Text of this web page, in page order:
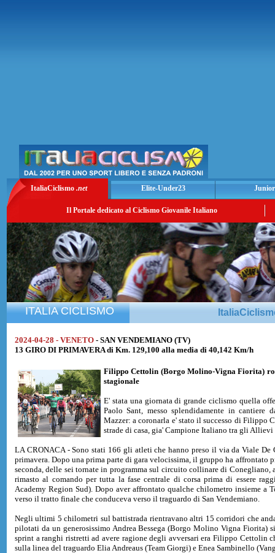
ItaliaCiclismo .net Elite-Under23
Il Portale dedicato al Ciclismo Giovanile Italiano
ITALIA CICLISMO
2024-04-28 - VENETO - SAN VENDEMIANO (TV)
13 GIRO DI PRIMAVERA di Km. 129,100 alla media di 40,142 Km/h
Filippo Cettolin (Borgo Molino-Vigna Fiorita)
stagionale
E' stata una giornata di grande ciclismo quella
Paolo Sant, messo splendidamente in cantiere
Mazzer: a coronarla e' stato il successo di Filippo
strade di casa, gia' Campione Italiano tra gli
LA CRONACA - Sono stati 166 gli atleti che hanno preso il via da Viale De
primavera. Dopo una prima parte di gara velocissima, il gruppo ha affrontato
seconda, delle sei tornate in programma sul circuito collinare di
rimasto al comando per tutta la fase centrale di corsa prima di essere
Academy Region Sud). Dopo aver affrontato qualche chilometro insieme
verso il tratto finale che conduceva verso il traguardo di San Vendemiano.
Negli ultimi 5 chilometri sul battistrada rientravano altri 15 corridori che
pilotati da un generosissimo Andrea Bessega (Borgo Molino Vigna
sprint a ranghi ristretti ad avere ragione degli avversari era Filippo Cettolin
sulla linea del traguardo Elia Andreaus (Team Giorgi) e Enea Sambinello